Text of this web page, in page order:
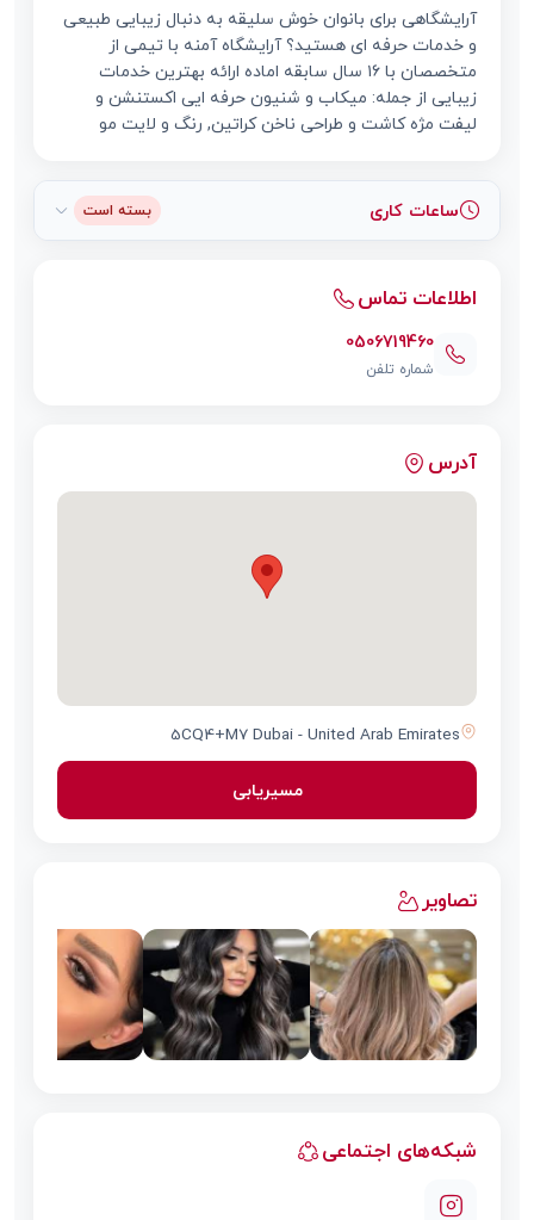
آرایشگاهی برای بانوان خوش سلیقه به دنبال زیبایی طبیعی
و خدمات حرفه ای هستید؟ آرایشگاه آمنه با تیمی از
متخصصان با ۱۶ سال سابقه اماده ارائه بهترین خدمات
زیبایی از جمله: میکاب و شنیون حرفه ایی اکستنشن و
لیفت مژه کاشت و طراحی ناخن کراتین, رنگ و لایت مو
ساعات کاری بسته است
اطلاعات تماس
0506719460
شماره تلفن
آدرس
5CQ4+M7 Dubai - United Arab Emirates
مسیریابی
تصاویر
شبکه‌های اجتماعی